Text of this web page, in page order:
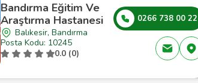
Bandırma Eğitim Ve
Araştırma Hastanesi
Balıkesir, Bandırma
Posta Kodu: 10245
0.0 (0)
0266 738 00 22